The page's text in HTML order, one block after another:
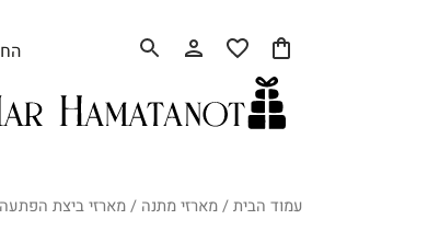
עמוד הבית/מארזי מתנה / מארזי ביצת הפתעה